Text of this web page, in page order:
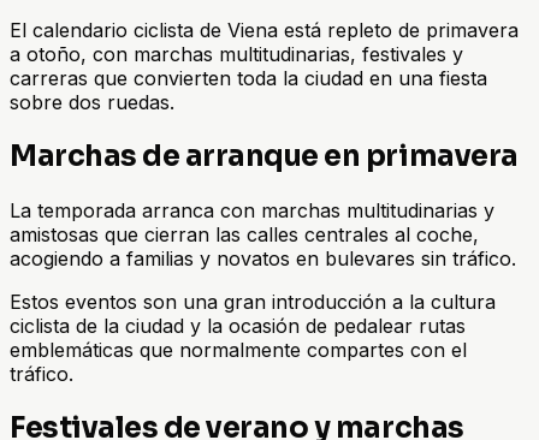
El calendario ciclista de Viena está repleto de primavera
a otoño, con marchas multitudinarias, festivales y
carreras que convierten toda la ciudad en una fiesta
sobre dos ruedas.
Marchas de arranque en primavera
La temporada arranca con marchas multitudinarias y
amistosas que cierran las calles centrales al coche,
acogiendo a familias y novatos en bulevares sin tráfico.
Estos eventos son una gran introducción a la cultura
ciclista de la ciudad y la ocasión de pedalear rutas
emblemáticas que normalmente compartes con el
tráfico.
Festivales de verano y marchas